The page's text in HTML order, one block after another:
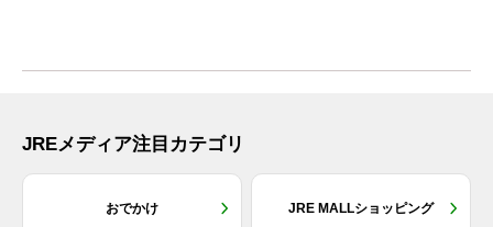
JREメディア注目カテゴリ
おでかけ JRE MALLショッピング